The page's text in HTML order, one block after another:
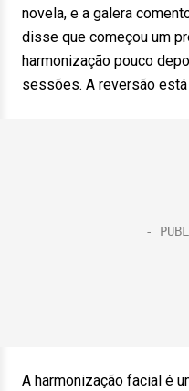
novela, e a galera
disse que começou um
harmonização pouco
sessões. A reversão
A harmonização facial é